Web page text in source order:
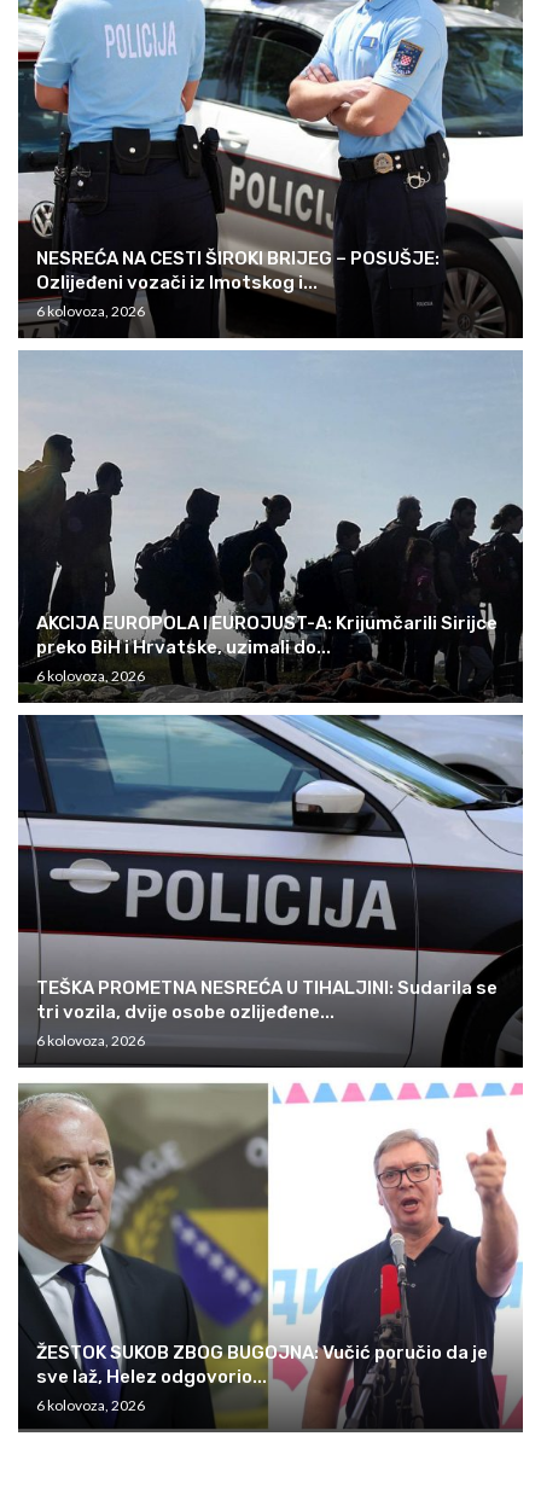
NESREĆA NA CESTI ŠIROKI BRIJEG – POSUŠJE:
Ozlijeđeni vozači iz Imotskog i...
6 kolovoza, 2026
AKCIJA EUROPOLA I EUROJUST-A: Krijumčarili Sirijce
preko BiH i Hrvatske, uzimali do...
6 kolovoza, 2026
TEŠKA PROMETNA NESREĆA U TIHALJINI: Sudarila se
tri vozila, dvije osobe ozlijeđene...
6 kolovoza, 2026
ŽESTOK SUKOB ZBOG BUGOJNA: Vučić poručio da je
sve laž, Helez odgovorio...
6 kolovoza, 2026